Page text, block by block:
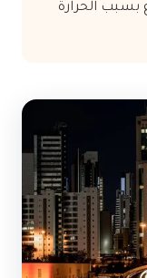
بسبب الحرارة